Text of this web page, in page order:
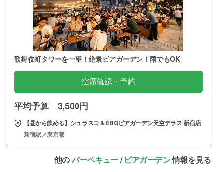
歌舞伎町タワーを一望！絶景ビアガーデン！雨でもOK
空席確認・予約
平均予算 3,500円
【昼から飲める】シュラスコ＆BBQビアガーデン天空テラス 新宿店
新宿駅／東京都
他のバーベキュー/ ビアガーデン情報を見る